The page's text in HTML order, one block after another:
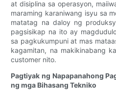
at disiplina sa operasyon,
maraming karaniwang isyu sa
matatag na daloy ng
pagsisikap na ito ay
sa pagkukumpuni at mas
kagamitan, na makikinabang
customer nito.
Pagtiyak ng Napapanahong
ng mga Bihasang Tekniko